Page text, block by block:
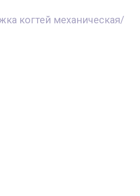
когтей механическая/